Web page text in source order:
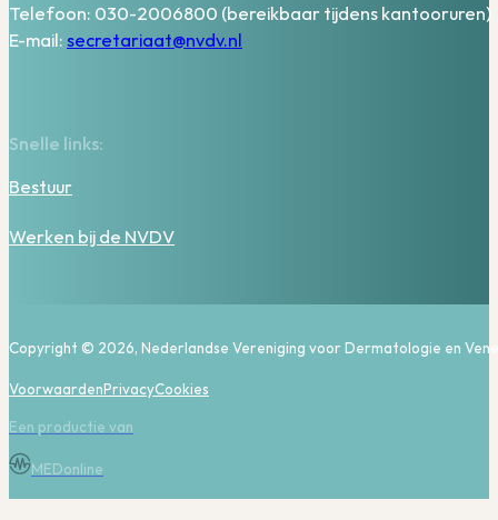
Telefoon: 030-2006800 (bereikbaar tijdens kantooruren)
E-mail: secretariaat@nvdv.nl
Snelle links:
Bestuur
Werken bij de NVDV
Copyright © 2026, Nederlandse Vereniging voor Dermatologie en
VoorwaardenPrivacyCookies
Een productie van
MEDonline